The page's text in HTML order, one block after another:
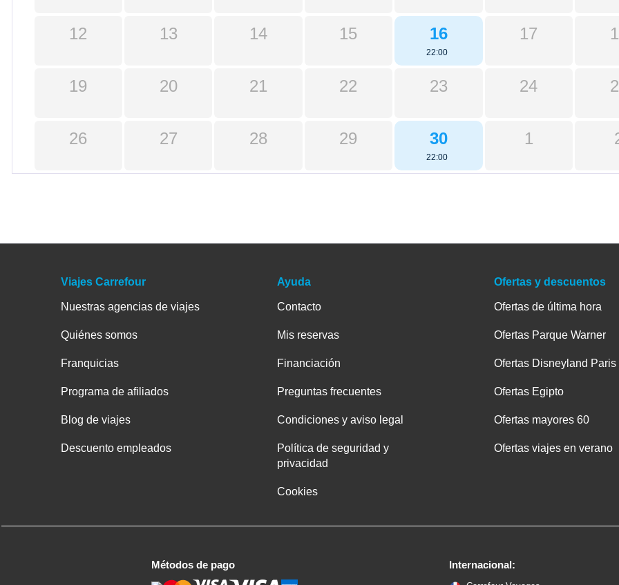
12 13 14 15 16
22:00
17
19 20 21 22 23 24
26 27 28 29 30
22:00
1
Viajes Carrefour
Nuestras agencias de viajes
Quiénes somos
Franquicias
Programa de afiliados
Blog de viajes
Descuento empleados
Ayuda
Contacto
Mis reservas
Financiación
Preguntas frecuentes
Condiciones y aviso legal
Política de seguridad y
privacidad
Cookies
Ofertas y descuentos
Ofertas de última hora
Ofertas Parque Warner
Ofertas Disneyland Paris
Ofertas Egipto
Ofertas mayores 60
Ofertas viajes en verano
Métodos de pago Internacional: